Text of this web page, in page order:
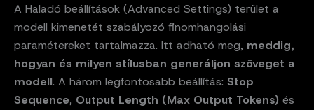
A Haladó beállítások (Advanced Settings) terület a
modell kimenetét szabályozó finomhangolási
paramétereket tartalmazza. Itt adható meg, meddig,
hogyan és milyen stílusban generáljon szöveget a
modell. A három legfontosabb beállítás: Stop
Sequence, Output Length (Max Output Tokens) és